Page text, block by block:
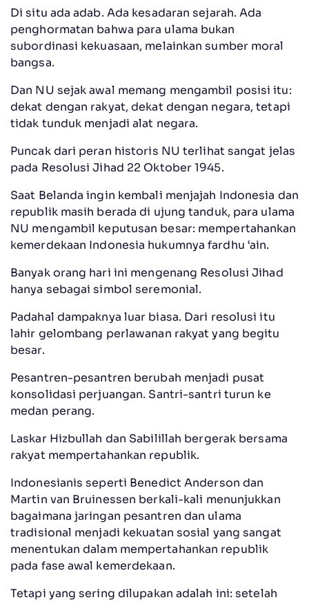
Di situ ada adab. Ada kesadaran sejarah. Ada
penghormatan bahwa para ulama bukan
subordinasi kekuasaan, melainkan sumber moral
bangsa.
Dan NU sejak awal memang mengambil posisi itu:
dekat dengan rakyat, dekat dengan negara, tetapi
tidak tunduk menjadi alat negara.
Puncak dari peran historis NU terlihat sangat jelas
pada Resolusi Jihad 22 Oktober 1945.
Saat Belanda ingin kembali menjajah Indonesia dan
republik masih berada di ujung tanduk, para ulama
NU mengambil keputusan besar: mempertahankan
kemerdekaan Indonesia hukumnya fardhu ‘ain.
Banyak orang hari ini mengenang Resolusi Jihad
hanya sebagai simbol seremonial.
Padahal dampaknya luar biasa. Dari resolusi itu
lahir gelombang perlawanan rakyat yang begitu
besar.
Pesantren-pesantren berubah menjadi pusat
konsolidasi perjuangan. Santri-santri turun ke
medan perang.
Laskar Hizbullah dan Sabilillah bergerak bersama
rakyat mempertahankan republik.
Indonesianis seperti Benedict Anderson dan
Martin van Bruinessen berkali-kali menunjukkan
bagaimana jaringan pesantren dan ulama
tradisional menjadi kekuatan sosial yang sangat
menentukan dalam mempertahankan republik
pada fase awal kemerdekaan.
Tetapi yang sering dilupakan adalah ini: setelah